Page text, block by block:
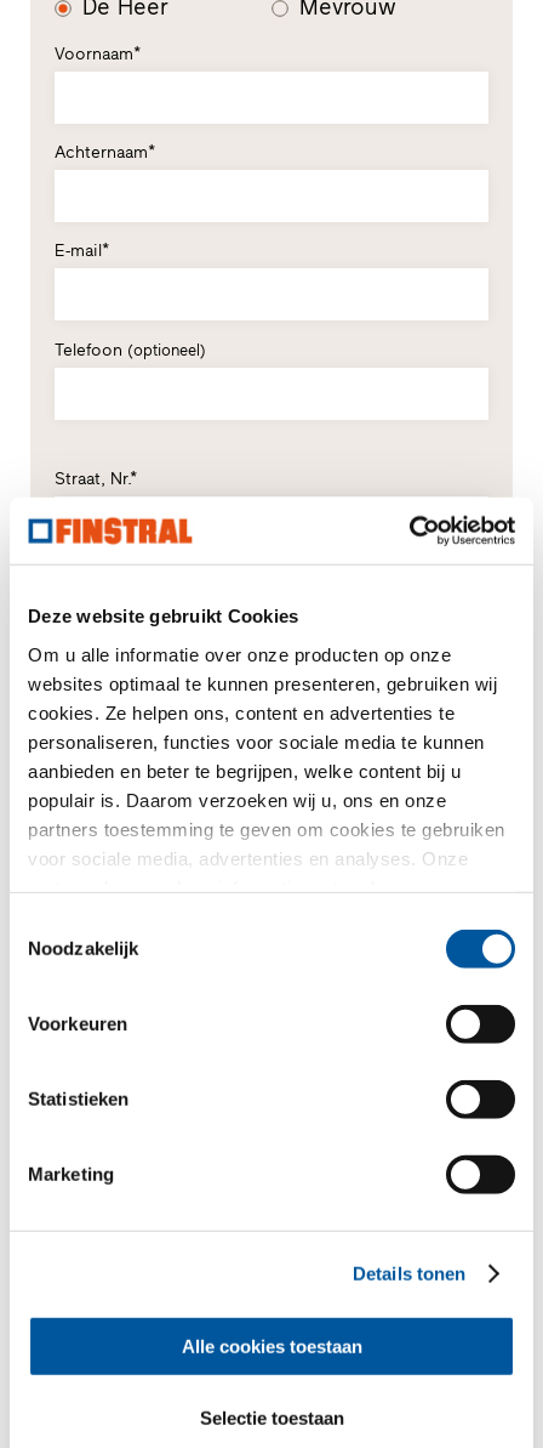
Deze website gebruikt Cookies
Om u alle informatie over onze producten op onze
websites optimaal te kunnen presenteren, gebruiken wij
cookies. Ze helpen ons, content en advertenties te
personaliseren, functies voor sociale media te kunnen
aanbieden en beter te begrijpen, welke content bij u
populair is. Daarom verzoeken wij u, ons en onze
partners toestemming te geven om cookies te gebruiken
voor sociale media, advertenties en analyses. Onze
kader van uw gebruik van de diensten hebben
Noodzakelijk
Voorkeuren
Statistieken
Marketing
Details tonen
Alle cookies toestaan
Selectie toestaan
De Heer Mevrouw
Voornaam*
Achternaam*
E-mail*
Telefoon (optioneel)
Straat, Nr.*
Land*
Kiezen
Selectie CAD-data voor vleugelvarianten
FIN-Window Classic-line 124
Stuur mij a.u.b. de volgende CAD-details toe*